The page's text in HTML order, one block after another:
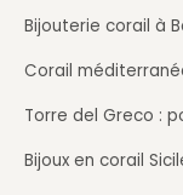
Bijouterie corail à
Corail
Torre del Greco :
Bijoux en corail